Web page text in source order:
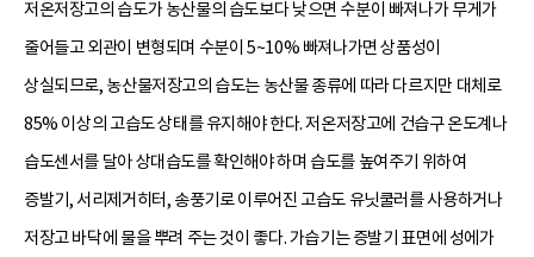
저온저장고의 습도가 농산물의 습도보다 낮으면 수분이 빠져나가 무게가
줄어들고 외관이 변형되며 수분이 5~10% 빠져나가면 상품성이
상실되므로, 농산물저장고의 습도는 농산물 종류에 따라 다르지만 대체로
85% 이상의 고습도 상태를 유지해야 한다. 저온저장고에 건습구 온도계나
습도센서를 달아 상대습도를 확인해야 하며 습도를 높여주기 위하여
증발기, 서리제거히터, 송풍기로 이루어진 고습도 유닛쿨러를 사용하거나
저장고 바닥에 물을 뿌려 주는 것이 좋다. 가습기는 증발기 표면에 성에가